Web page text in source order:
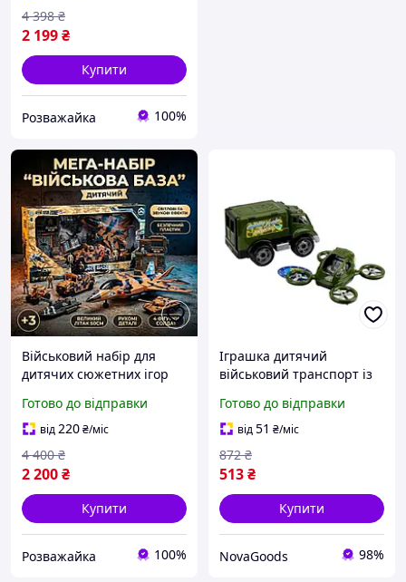
2 199₴
4 398 ₴
Купити
Розважайка 100%
Військовий набір для
дитячих сюжетних ігор
винищувач та військові
фігурки для ігор
Готово до відправки
від220₴/міс
2 200₴
4 400 ₴
Купити
Розважайка 100%
Іграшка дитячий
військовий транспорт із
1 шт. хакі ТехноК GN-
14550
Готово до відправки
від51 ₴/міс
513₴
872 ₴
Купити
NovaGoods 98%